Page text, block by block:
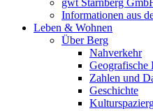
gwt Starnberg
Informationen aus
Leben & Wohnen
Über Berg
Nahverkehr
Geografische
Zahlen und
Geschichte